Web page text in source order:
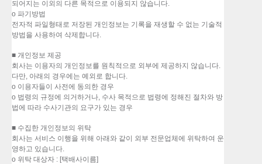
되어지는 이외의 다른 목적으로 이용되지 않습니다.
o 파기방법
전자적 파일형태로 저장된 개인정보는 기록을 재생할 수 없는 기술적
방법을 사용하여 삭제합니다.
■ 개인정보 제공
회사는 이용자의 개인정보를 원칙적으로 외부에 제공하지 않습니다.
다만, 아래의 경우에는 예외로 합니다.
o 이용자들이 사전에 동의한 경우
o 법령의 규정에 의거하거나, 수사 목적으로 법령에 정해진 절차와 방
법에 따라 수사기관의 요구가 있는 경우
■ 수집한 개인정보의 위탁
회사는 서비스 이행을 위해 아래와 같이 외부 전문업체에 위탁하여 운
영하고 있습니다.
o 위탁 대상자 : [택배사이름]